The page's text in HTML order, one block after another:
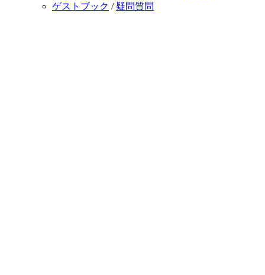
ゲストブック / 疑問質問